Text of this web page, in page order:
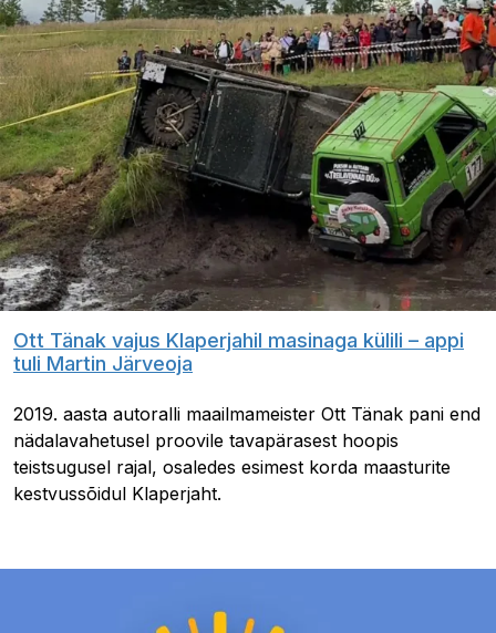
Ott Tänak vajus Klaperjahil masinaga külili – appi
tuli Martin Järveoja
2019. aasta autoralli maailmameister Ott Tänak pani end
nädalavahetusel proovile tavapärasest hoopis
teistsugusel rajal, osaledes esimest korda maasturite
kestvussõidul Klaperjaht.